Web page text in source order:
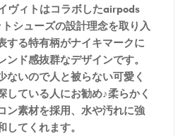
ヴィトはコラボしたairpods
シューズの設計理念を取り入
する特有柄がナイキマークに
ンド感抜群なデザインです。
ないので人と被らない可愛く
している人にお勧め♪柔らかく
ン素材を採用、水や汚れに強
してくれます。